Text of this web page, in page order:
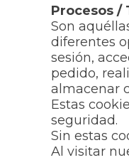
Procesos /
Son
diferentes
sesión,
pedido,
almacenar
Estas
seguridad.
Sin estas
Al visitar